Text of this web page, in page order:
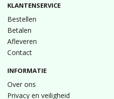
KLANTENSERVICE
Bestellen
Betalen
Afleveren
Contact
INFORMATIE
Over ons
Privacy en veiligheid